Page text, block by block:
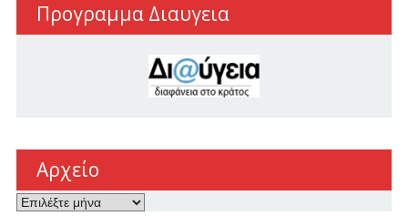
Προγραμμα Διαυγεια
Αρχείο
Αρχείο